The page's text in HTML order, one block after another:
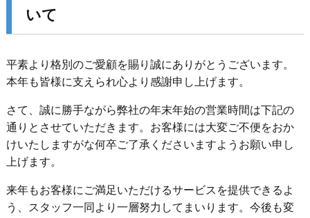
いて
平素より格別のご愛顧を賜り誠にありがとうございます。
本年も皆様に支えられ心より感謝申し上げます。
さて、誠に勝手ながら弊社の年末年始の営業時間は下記の
通りとさせていただきます。お客様には大変ご不便をおか
けいたしますがな何卒ご了承くださいますようお願い申し
上げます。
来年もお客様にご満足いただけるサービスを提供できるよ
う、スタッフ一同より一層努力してまいります。今後も変